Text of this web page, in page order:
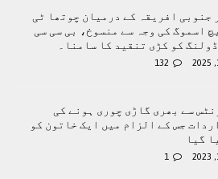
جنوبی افریقہ کے درمیان چوتھا ٹی
اسموگ کی وجہ سے منسوخ، بی سی سی
کو کڑی تنقید کا سامنا۔
132
ڈونٹس سے بھری گاڑی چوری ہونے کی
جس کے الزام میں ایک خاتون کو
گیا
1